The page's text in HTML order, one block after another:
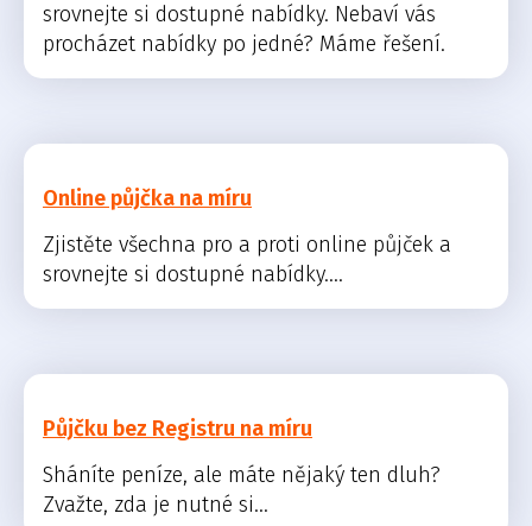
srovnejte si dostupné nabídky. Nebaví vás
procházet nabídky po jedné? Máme řešení.
Online půjčka na míru
Zjistěte všechna pro a proti online půjček a
srovnejte si dostupné nabídky....
Půjčku bez Registru na míru
Sháníte peníze, ale máte nějaký ten dluh?
Zvažte, zda je nutné si...